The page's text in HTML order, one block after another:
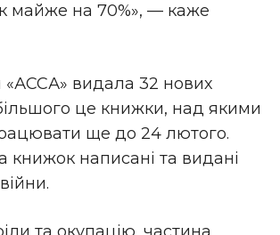
майже на 70%», — каже
«АССА» видала 32 нових
це книжки, над якими
ще до 24 лютого.
книжок написані та видані